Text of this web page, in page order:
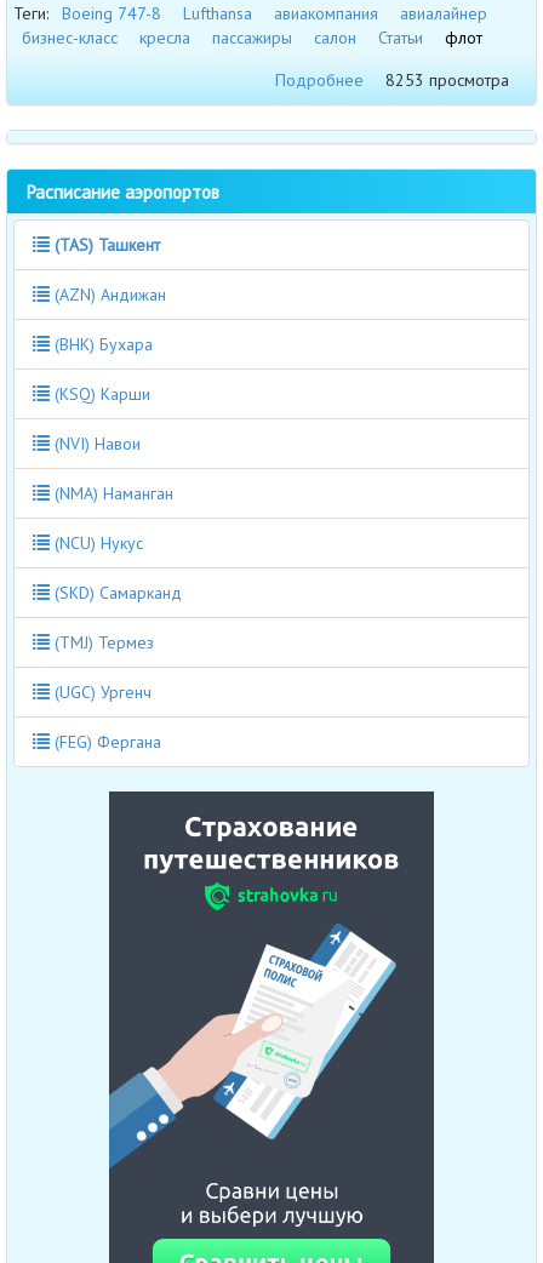
Теги: Boeing 747-8 Lufthansa авиакомпания
авиалайнер
бизнес-класс
кресла пассажиры салон Статьи
флот
Подробнее
8253 просмотра
Расписание аэропортов
(TAS) Ташкент
(AZN) Андижан
(BHK) Бухара
(KSQ) Карши
(NVI) Навои
(NMA) Наманган
(NCU) Нукус
(SKD) Самарканд
(TMJ) Термез
(UGC) Ургенч
(FEG) Фергана